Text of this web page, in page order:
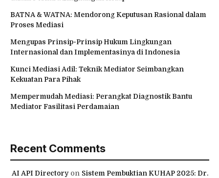
BATNA & WATNA: Mendorong Keputusan Rasional dalam
Proses Mediasi
Mengupas Prinsip-Prinsip Hukum Lingkungan
Internasional dan Implementasinya di Indonesia
Kunci Mediasi Adil: Teknik Mediator Seimbangkan
Kekuatan Para Pihak
Mempermudah Mediasi: Perangkat Diagnostik Bantu
Mediator Fasilitasi Perdamaian
Recent Comments
AI API Directoryon Sistem Pembuktian KUHAP 2025: Dr.